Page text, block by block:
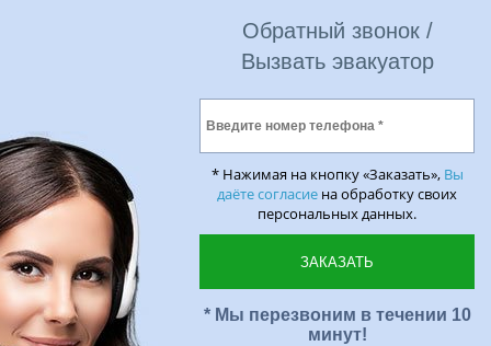
Обратный звонок /
Вызвать эвакуатор
* Нажимая на кнопку «Заказать», Вы
даёте согласие на обработку своих
персональных данных.
* Мы перезвоним в течении 10
минут!